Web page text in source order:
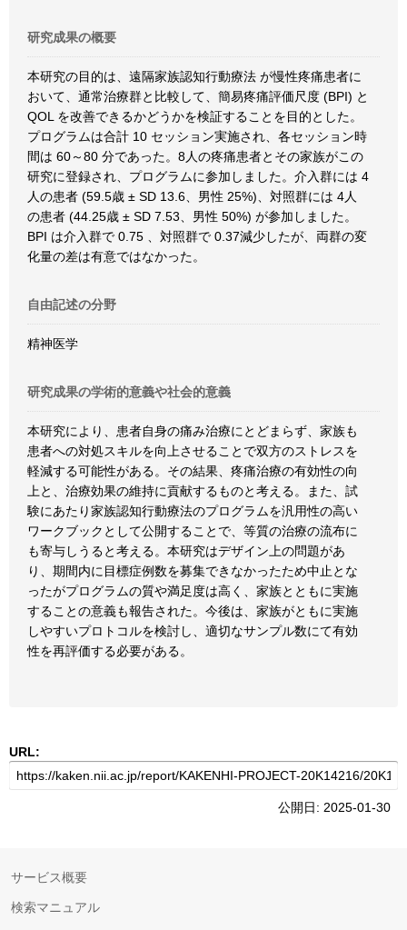
研究成果の概要
本研究の目的は、遠隔家族認知行動療法 が慢性疼痛患者に
おいて、通常治療群と比較して、簡易疼痛評価尺度 (BPI) と
QOL を改善できるかどうかを検証することを目的とした。
プログラムは合計 10 セッション実施され、各セッション時
間は 60～80 分であった。8人の疼痛患者とその家族がこの
研究に登録され、プログラムに参加しました。介入群には 4
人の患者 (59.5歳 ± SD 13.6、男性 25%)、対照群には 4人
の患者 (44.25歳 ± SD 7.53、男性 50%) が参加しました。
BPI は介入群で 0.75 、対照群で 0.37減少したが、両群の変
化量の差は有意ではなかった。
自由記述の分野
精神医学
研究成果の学術的意義や社会的意義
本研究により、患者自身の痛み治療にとどまらず、家族も
患者への対処スキルを向上させることで双方のストレスを
軽減する可能性がある。その結果、疼痛治療の有効性の向
上と、治療効果の維持に貢献するものと考える。また、試
験にあたり家族認知行動療法のプログラムを汎用性の高い
ワークブックとして公開することで、等質の治療の流布に
も寄与しうると考える。本研究はデザイン上の問題があ
り、期間内に目標症例数を募集できなかったため中止とな
ったがプログラムの質や満足度は高く、家族とともに実施
することの意義も報告された。今後は、家族がともに実施
しやすいプロトコルを検討し、適切なサンプル数にて有効
性を再評価する必要がある。
URL:
公開日: 2025-01-30
サービス概要
検索マニュアル